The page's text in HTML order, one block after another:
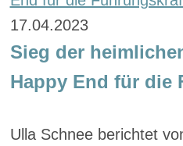
17.04.2023
Sieg der
Happy End für die
Ulla Schnee berichtet